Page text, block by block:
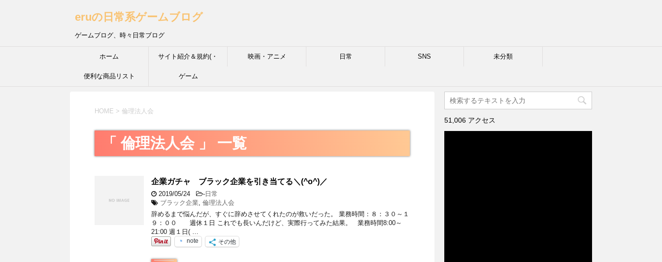
eruの日常系ゲームブログ
ゲームブログ、時々日常ブログ
ホーム サイト紹介＆規約(・
´з`・) ＩＮＦＰ的な性格
映画・アニメ 日常 SNS 未分類
便利な商品リスト ゲーム
HOME > 倫理法人会
「 倫理法人会 」 一覧
企業ガチャ ブラック企業を引き当てる＼(^o^)／
2019/05/24 - 日常
ブラック企業, 倫理法人会
辞めるまで悩んだが、すぐに辞めさせてくれたのが救いだった。 業務時間：８：３０～１
９：００ 週休１日 これでも長いんだけど、実際行ってみた結果。 業務時間8:00～
21:00 週１日( …
note その他
51,006 アクセス